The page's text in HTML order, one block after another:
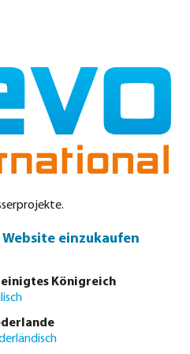
Service Kontakt
einzukaufen
Königreich